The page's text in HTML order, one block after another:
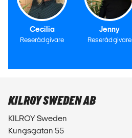
Cecilia
Reserådgivare
Jenny
Reserådgivare
KILROY SWEDEN AB
KILROY Sweden
Kungsgatan 55